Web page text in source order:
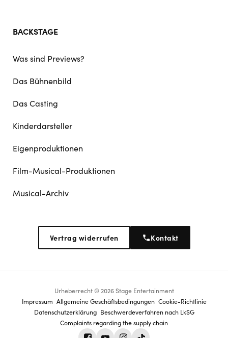
BACKSTAGE
Was sind Previews?
Das Bühnenbild
Das Casting
Kinderdarsteller
Eigenproduktionen
Film-Musical-Produktionen
Musical-Archiv
Vertrag widerrufen Kontakt
Urheberrecht © 2026 Stage Entertainment
Footer
navigation
Impressum Allgemeine Geschäftsbedingungen Cookie-Richtlinie
Datenschutz­erklärung Beschwerdeverfahren nach LkSG
Complaints regarding the supply chain